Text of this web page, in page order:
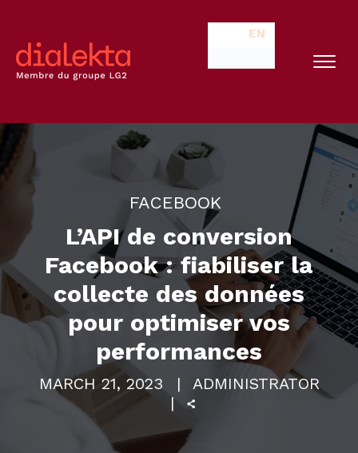
EN
FACEBOOK
L’API de conversion
Facebook : fiabiliser la
collecte des données
pour optimiser vos
performances
MARCH 21, 2023 ADMINISTRATOR